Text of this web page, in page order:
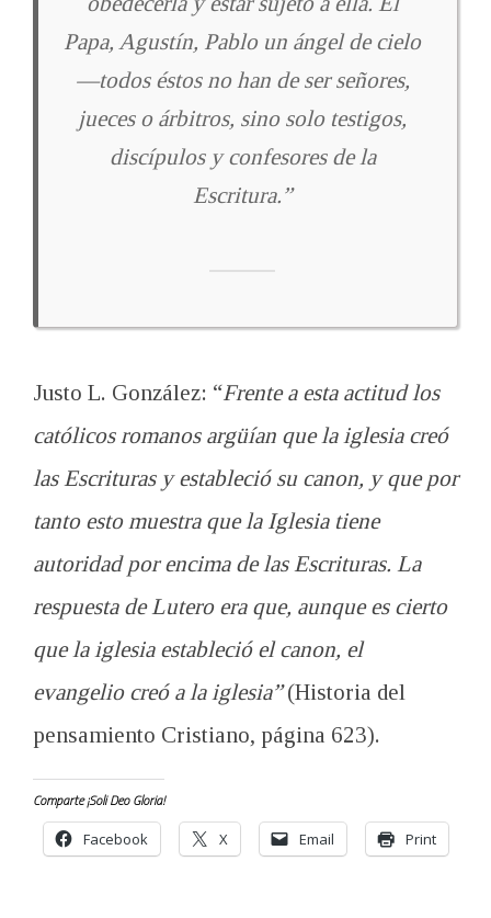
Papa, Agustín, Pablo un ángel de cielo
—todos éstos no han de ser señores,
jueces o árbitros, sino solo testigos,
discípulos y confesores de la
Escritura.”
Justo L. González: “Frente a esta actitud los
católicos romanos argüían que la iglesia creó
las Escrituras y estableció su canon, y que por
tanto esto muestra que la Iglesia tiene
autoridad por encima de las Escrituras. La
respuesta de Lutero era que, aunque es cierto
que la iglesia estableció el canon, el
evangelio creó a la iglesia”(Historia del
pensamiento Cristiano, página 623).
Comparte ¡Soli Deo Gloria!
Facebook X Email Print